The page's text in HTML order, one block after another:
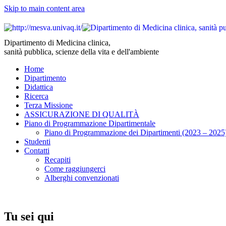
Skip to main content area
Dipartimento di Medicina clinica,
sanità pubblica, scienze della vita e dell'ambiente
Home
Dipartimento
Didattica
Ricerca
Terza Missione
ASSICURAZIONE DI QUALITÀ
Piano di Programmazione Dipartimentale
Piano di Programmazione dei Dipartimenti (2023 –
Studenti
Contatti
Recapiti
Come raggiungerci
Alberghi convenzionati
Tu sei qui